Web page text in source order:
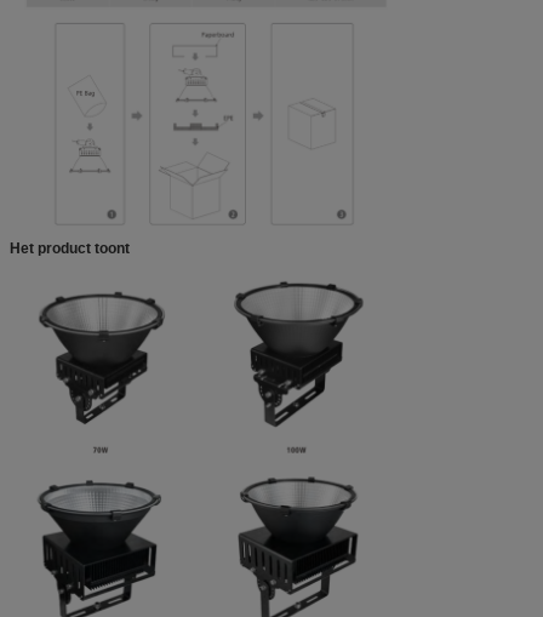
Het product toont